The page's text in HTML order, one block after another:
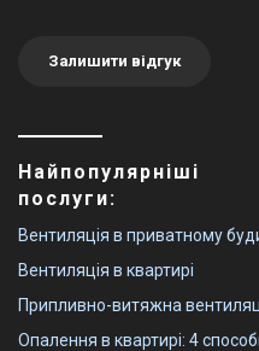
Залишити відгук
Найпопулярніші
послуги:
Вентиляція в приватному
Вентиляція в квартирі
Припливно-витяжна
Опалення в квартирі: 4